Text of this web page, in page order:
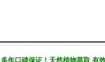
年口碑保证！天然植物萃取 有